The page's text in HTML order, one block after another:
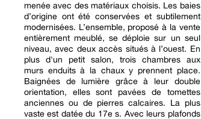
menée avec des matériaux choisis. Les baies
d’origine ont été conservées et subtilement
modernisées. L’ensemble, proposé à la vente
entièrement meublé, se déploie sur un seul
niveau, avec deux accès situés à l’ouest. En
plus d'un petit salon, trois chambres aux
murs enduits à la chaux y prennent place.
Baignées de lumière grâce à leur double
orientation, elles sont pavées de tomettes
anciennes ou de pierres calcaires. La plus
vaste est datée du 17e s. Avec leurs plafonds